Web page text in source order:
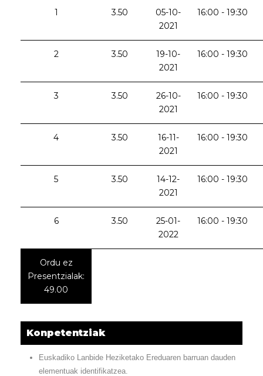
1 3.50
05-10-
2021
16:00 - 19:30
2 3.50
19-10-
2021
16:00 - 19:30
3 3.50
26-10-
2021
16:00 - 19:30
4 3.50
16-11-
2021
16:00 - 19:30
5 3.50
14-12-
2021
16:00 - 19:30
6 3.50
25-01-
2022
16:00 - 19:30
Ordu ez
Presentzialak:
49.00
Konpetentziak
Euskadiko Lanbide Heziketako Ereduaren barruan dauden
elementuak identifikatzea.